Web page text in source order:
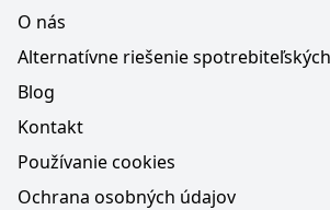
O nás
Alternatívne riešenie
Blog
Kontakt
Používanie cookies
Ochrana osobných údajov